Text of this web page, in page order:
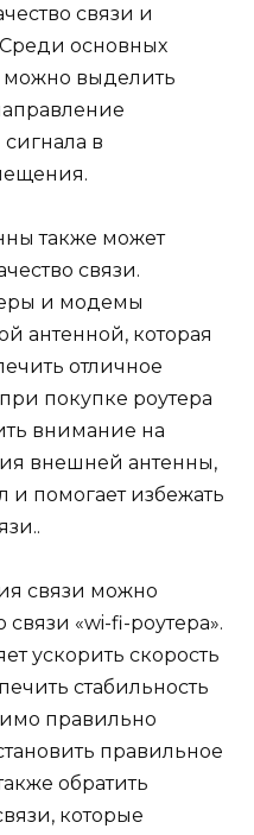
связи и
Среди основных
выделить
в
также может
связи.
и модемы
антенной, которая
отличное
покупке роутера
внимание на
внешней антенны,
и помогает избежать
связи можно
«wi-fi-роутера».
ускорить скорость
стабильность
правильно
правильное
обратить
которые